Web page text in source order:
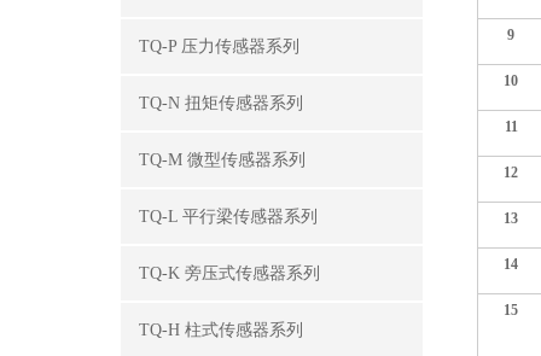
TQ-P 压力传感器系列
TQ-N 扭矩传感器系列
TQ-M 微型传感器系列
TQ-L 平行梁传感器系列
TQ-K 旁压式传感器系列
TQ-H 柱式传感器系列
9
10
11
12
13
14
15